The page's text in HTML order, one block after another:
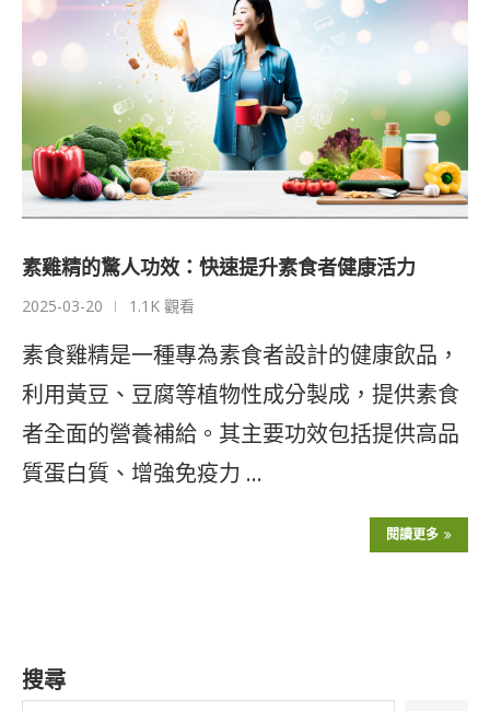
素雞精的驚人功效：快速提升素食者健康活力
2025-03-20 1.1K 觀看
素食雞精是一種專為素食者設計的健康飲品，
利用黃豆、豆腐等植物性成分製成，提供素食
者全面的營養補給。其主要功效包括提供高品
質蛋白質、增強免疫力 …
閱讀更多
搜尋